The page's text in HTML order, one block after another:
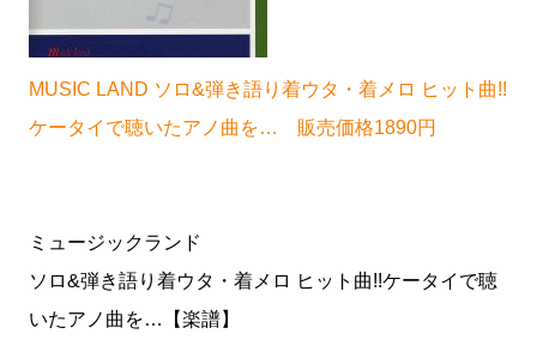
MUSIC LAND ソロ&弾き語り着ウタ・着メロ ヒット曲!!
ケータイで聴いたアノ曲を… 販売価格1890円
ミュージックランド
ソロ&弾き語り着ウタ・着メロ ヒット曲!!ケータイで聴
いたアノ曲を…【楽譜】